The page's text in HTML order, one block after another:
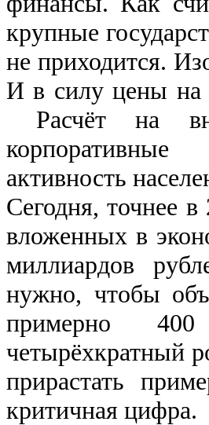
крупные
не приходится.
И в силу цены на
Расчёт на
активность
Сегодня, точнее
вложенных в
миллиардов
нужно, чтобы
примерно
четырёхкратный
прирастать
критичная цифра.